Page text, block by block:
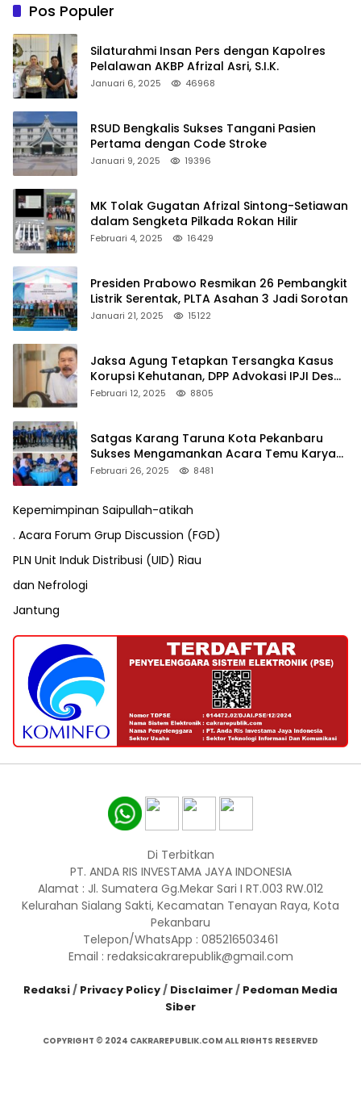
Pos Populer
Silaturahmi Insan Pers dengan Kapolres
Pelalawan AKBP Afrizal Asri, S.I.K.
Januari 6, 2025 46968
RSUD Bengkalis Sukses Tangani Pasien
Pertama dengan Code Stroke
Januari 9, 2025 19396
MK Tolak Gugatan Afrizal Sintong-Setiawan
dalam Sengketa Pilkada Rokan Hilir
Februari 4, 2025 16429
Presiden Prabowo Resmikan 26 Pembangkit
Listrik Serentak, PLTA Asahan 3 Jadi Sorotan
Januari 21, 2025 15122
Jaksa Agung Tetapkan Tersangka Kasus
Korupsi Kehutanan, DPP Advokasi IPJI Desak
Pengusutan Pajak RAPP
Februari 12, 2025 8805
Satgas Karang Taruna Kota Pekanbaru
Sukses Mengamankan Acara Temu Karya
VII Karang Taruna Pekanbaru
Februari 26, 2025 8481
Kepemimpinan Saipullah-atikah
. Acara Forum Grup Discussion (FGD)
PLN Unit Induk Distribusi (UID) Riau
dan Nefrologi
Jantung
Di Terbitkan
PT. ANDA RIS INVESTAMA JAYA INDONESIA
Alamat : Jl. Sumatera Gg.Mekar Sari I RT.003 RW.012
Kelurahan Sialang Sakti, Kecamatan Tenayan Raya, Kota
Pekanbaru
Telepon/WhatsApp : 085216503461
Email : redaksicakrarepublik@gmail.com
Redaksi/ Privacy Policy/ Disclaimer/ Pedoman Media
Siber
COPYRIGHT © 2024 CAKRAREPUBLIK.COM ALL RIGHTS RESERVED